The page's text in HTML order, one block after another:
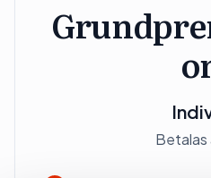
Betalas